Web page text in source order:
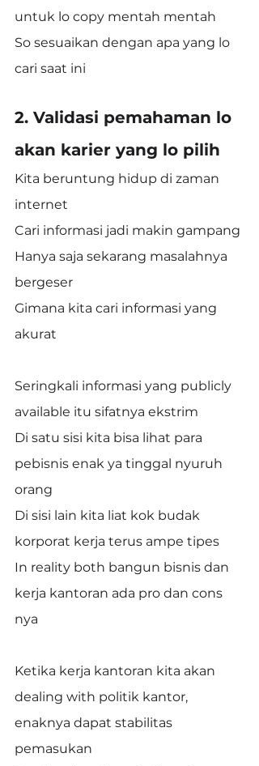
untuk lo copy mentah mentah
So sesuaikan dengan apa yang lo
cari saat ini
2. Validasi pemahaman lo
akan karier yang lo pilih
Kita beruntung hidup di zaman
internet
Cari informasi jadi makin gampang
Hanya saja sekarang masalahnya
bergeser
Gimana kita cari informasi yang
akurat
Seringkali informasi yang publicly
available itu sifatnya ekstrim
Di satu sisi kita bisa lihat para
pebisnis enak ya tinggal nyuruh
orang
Di sisi lain kita liat kok budak
korporat kerja terus ampe tipes
In reality both bangun bisnis dan
kerja kantoran ada pro dan cons
nya
Ketika kerja kantoran kita akan
dealing with politik kantor,
enaknya dapat stabilitas
pemasukan